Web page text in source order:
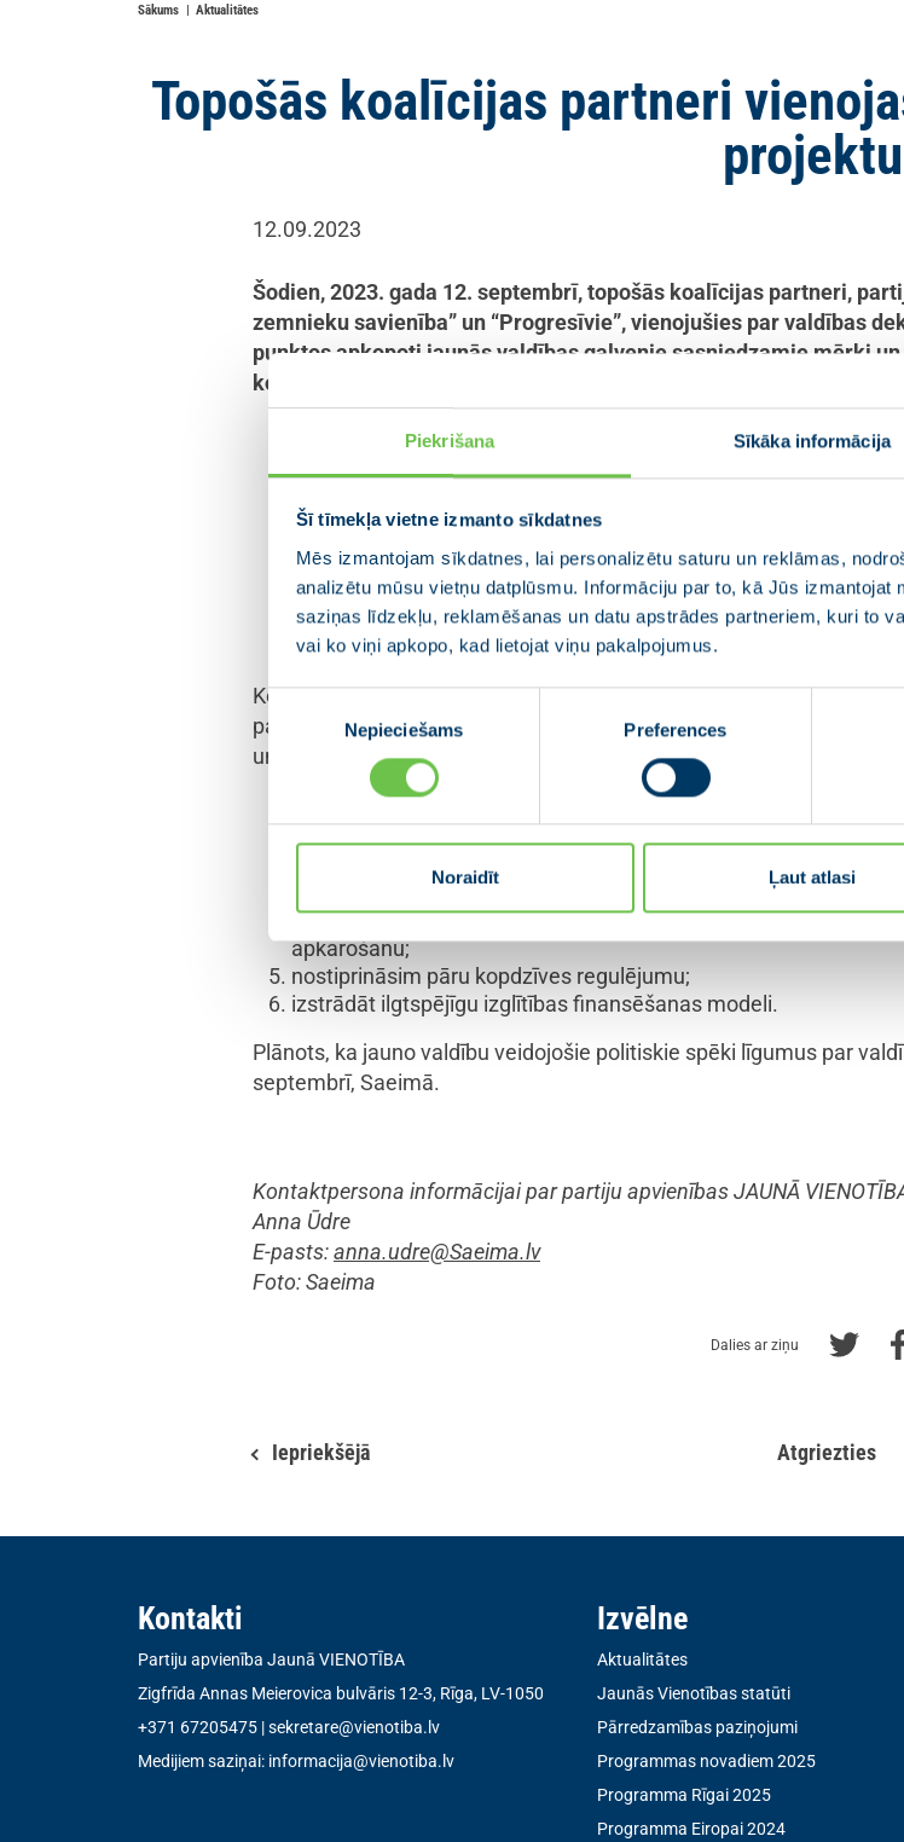
Piekrišana Sīkāka informācija
Šī tīmekļa vietne izmanto sīkdatnes
Mēs izmantojam sīkdatnes, lai personalizētu saturu un reklāmas,
analizētu mūsu vietņu datplūsmu. Informāciju par to, kā Jūs
saziņas līdzekļu, reklamēšanas un datu apstrādes partneriem, kuri to
vai ko viņi apkopo, kad lietojat viņu pakalpojumus.
Piekrišanas
izvēle
Nepieciešams Preferences
Noraidīt Ļaut atlasi
Sākums Aktualitātes
Topošās koalīcijas partneri
projektu
12.09.2023
Šodien, 2023. gada 12. septembrī, topošās koalīcijas partneri,
zemnieku savienība” un “Progresīvie”, vienojušies par valdības
punktos apkopoti jaunās valdības galvenie sasniedzamie mērķi
konkrētiem darbiem, kas jāpaveic līdz šī gada beigām, kas tiks
“Latvija ir latviska, labklājīga, droša un iekļaujoša
demogrāfisko, klimata, tehnoloģiju un digitālo pārmaiņu
un latviskā kultūrtelpa ir valsts pamatvērtības, kuras
sabiedrību un veicinot iedzīvotāju izglītību visa mūža
iespējas ikvienam Latvijā dzīvot cieņpilnu dzīvi un
virsmērķī.
Koalīcijas partneri – partiju apvienības JAUNĀ VIENOTĪBA, partiju
partijas “Progresīvie” frakcijas – arī vienojušās par konkrētiem
un tie ir:
banku konkurences uzlabošanai ieviest risinājumus hipotekāro
piedāvājumam un novērst administratīvos un finanšu
ratificēt Eiropas Padomes Konvenciju par vardarbības pret
apkarošanu;
nostiprināsim pāru kopdzīves regulējumu;
izstrādāt ilgtspējīgu izglītības finansēšanas modeli.
Plānots, ka jauno valdību veidojošie politiskie spēki līgumus par
septembrī, Saeimā.
Kontaktpersona informācijai par partiju apvienības JAUNĀ
Anna Ūdre
E-pasts:anna.udre@Saeima.lv
Foto: Saeima
Dalies ar ziņu
Iepriekšējā Atgriezties
Kontakti
Partiju apvienība Jaunā VIENOTĪBA
Zigfrīda Annas Meierovica bulvāris 12-3, Rīga, LV-1050
+371 67205475 |sekretare@vienotiba.lv
Medijiem saziņai: informacija@vienotiba.lv
Izvēlne
Aktualitātes
Jaunās Vienotības statūti
Pārredzamības paziņojumi
Programmas novadiem 2025
Programma Rīgai 2025
Programma Eiropai 2024